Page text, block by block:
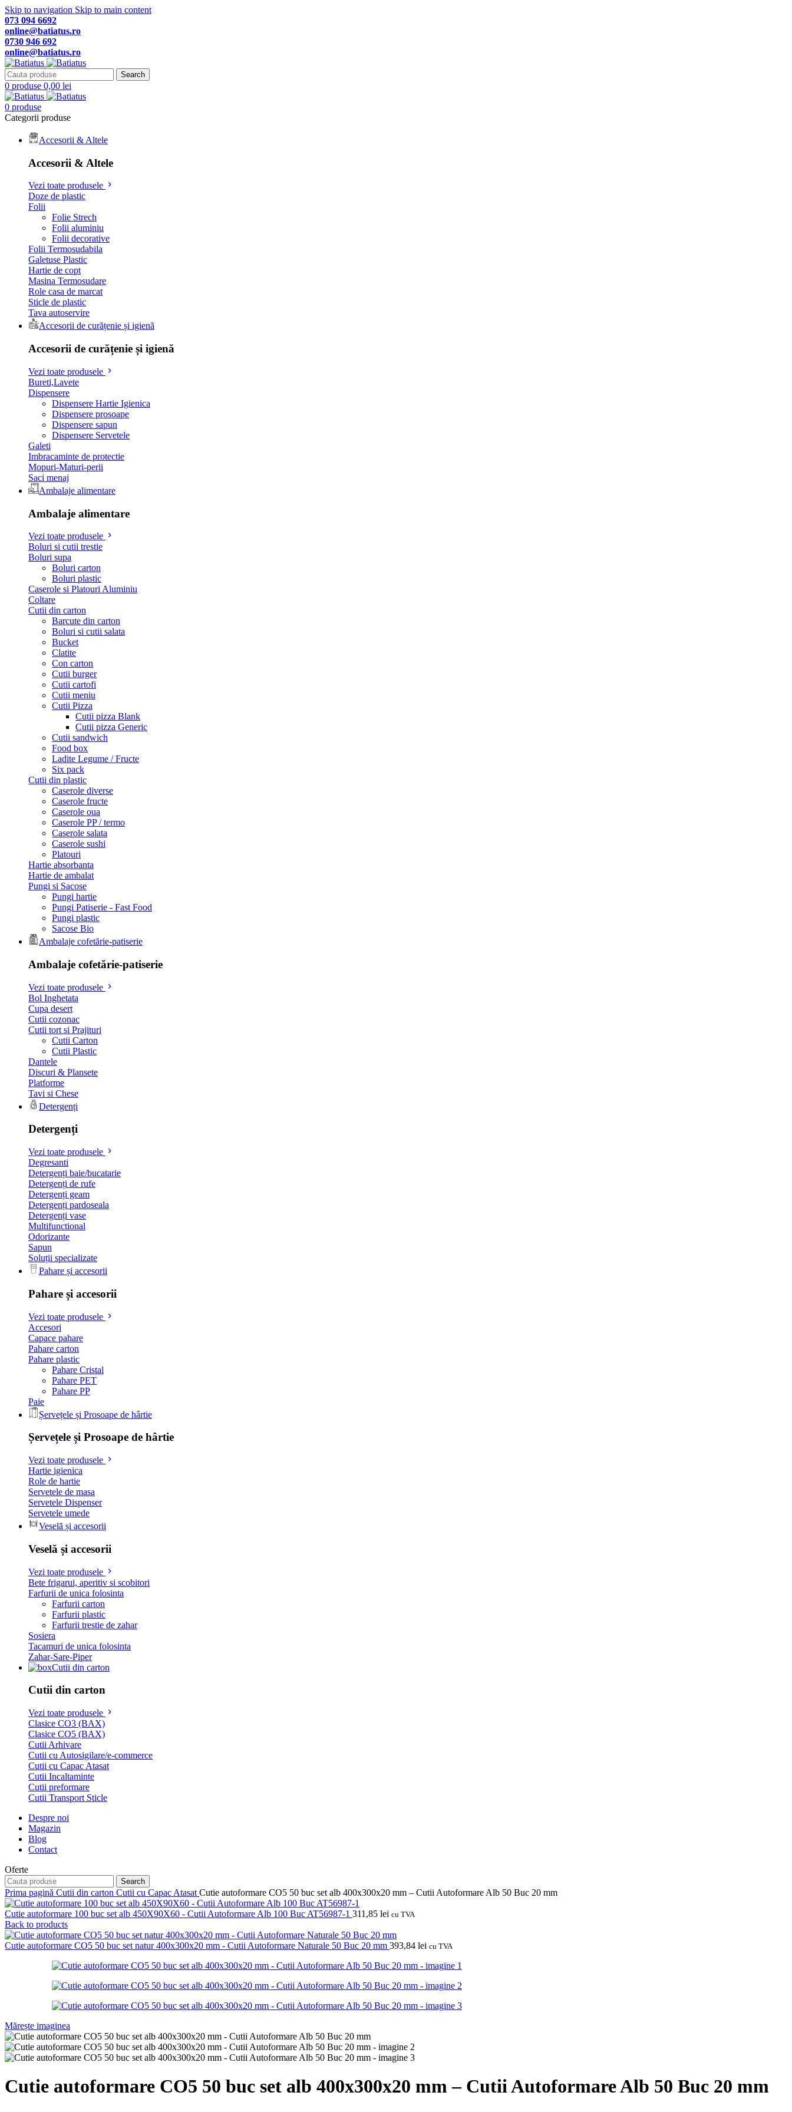
Skip to navigation Skip to main content
073 094 6692
online@batiatus.ro
0730 946 692
online@batiatus.ro
Search
0 produse 0,00 lei
0 produse
Categorii produse
Accesorii & Altele
Accesorii & Altele
Vezi toate produsele
Doze de plastic
Folii
Folie Strech
Folii aluminiu
Folii decorative
Folii Termosudabila
Galetuse Plastic
Hartie de copt
Masina Termosudare
Role casa de marcat
Sticle de plastic
Tava autoservire
Accesorii de curățenie și igienă
Accesorii de curățenie și igienă
Vezi toate produsele
Bureti,Lavete
Dispensere
Dispensere Hartie Igienica
Dispensere prosoape
Dispensere sapun
Dispensere Servetele
Galeti
Imbracaminte de protectie
Mopuri-Maturi-perii
Saci menaj
Ambalaje alimentare
Ambalaje alimentare
Vezi toate produsele
Boluri si cutii trestie
Boluri supa
Boluri carton
Boluri plastic
Caserole si Platouri Aluminiu
Coltare
Cutii din carton
Barcute din carton
Boluri si cutii salata
Bucket
Clatite
Con carton
Cutii burger
Cutii cartofi
Cutii meniu
Cutii Pizza
Cutii pizza Blank
Cutii pizza Generic
Cutii sandwich
Food box
Ladite Legume / Fructe
Six pack
Cutii din plastic
Caserole diverse
Caserole fructe
Caserole oua
Caserole PP / termo
Caserole salata
Caserole sushi
Platouri
Hartie absorbanta
Hartie de ambalat
Pungi si Sacose
Pungi hartie
Pungi Patiserie - Fast Food
Pungi plastic
Sacose Bio
Ambalaje cofetărie-patiserie
Ambalaje cofetărie-patiserie
Vezi toate produsele
Bol Inghetata
Cupa desert
Cutii cozonac
Cutii tort si Prajituri
Cutii Carton
Cutii Plastic
Dantele
Discuri & Plansete
Platforme
Tavi si Chese
Detergenți
Detergenți
Vezi toate produsele
Degresanti
Detergenți baie/bucatarie
Detergenți de rufe
Detergenți geam
Detergenți pardoseala
Detergenți vase
Multifunctional
Odorizante
Sapun
Soluții specializate
Pahare și accesorii
Pahare și accesorii
Vezi toate produsele
Accesori
Capace pahare
Pahare carton
Pahare plastic
Pahare Cristal
Pahare PET
Pahare PP
Paie
Șervețele și Prosoape de hârtie
Șervețele și Prosoape de hârtie
Vezi toate produsele
Hartie igienica
Role de hartie
Servetele de masa
Servetele Dispenser
Servetele umede
Veselă și accesorii
Veselă și accesorii
Vezi toate produsele
Bete frigarui, aperitiv si scobitori
Farfurii de unica folosinta
Farfurii carton
Farfurii plastic
Farfurii trestie de zahar
Sosiera
Tacamuri de unica folosinta
Zahar-Sare-Piper
Cutii din carton
Cutii din carton
Vezi toate produsele
Clasice CO3 (BAX)
Clasice CO5 (BAX)
Cutii Arhivare
Cutii cu Autosigilare/e-commerce
Cutii cu Capac Atasat
Cutii Incaltaminte
Cutii preformare
Cutii Transport Sticle
Despre noi
Magazin
Blog
Contact
Oferte
Search
Prima pagină Cutii din carton Cutii cu Capac Atasat Cutie autoformare CO5 50 buc set alb 400x300x20 mm – Cutii Autoformare Alb 50 Buc 20 mm
Cutie autoformare 100 buc set alb 450X90X60 - Cutii Autoformare Alb 100 Buc AT56987-1 311,85 lei cu TVA
Back to products
Cutie autoformare CO5 50 buc set natur 400x300x20 mm - Cutii Autoformare Naturale 50 Buc 20 mm 393,84 lei cu TVA
Mărește imaginea
Cutie autoformare CO5 50 buc set alb 400x300x20 mm – Cutii Autoformare Alb 50 Buc 20 mm